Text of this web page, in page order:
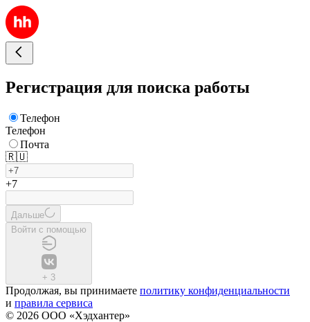
Регистрация для поиска работы
Телефон
Телефон
Почта
🇷🇺
+7
Дальше
Войти с помощью
+ 3
Продолжая, вы принимаете политику конфиденциальности
и правила сервиса
© 2026 ООО «Хэдхантер»